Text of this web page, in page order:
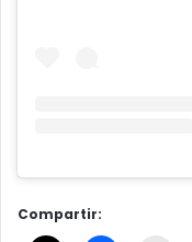
Compartir: